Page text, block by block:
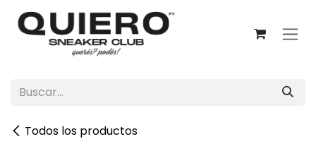
Ir al contenido
Todos los productos